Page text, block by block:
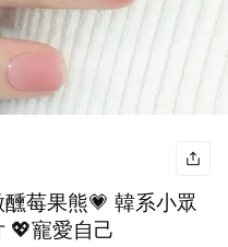
莓果熊💗 韓系小眾
💖寵愛自己